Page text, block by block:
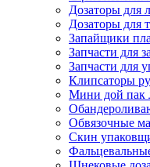
Дозаторы для
Дозаторы для
Запайщики
Запчасти для
Запчасти для
Клипсаторы
Мини дой пак
Обвязочные
Скин